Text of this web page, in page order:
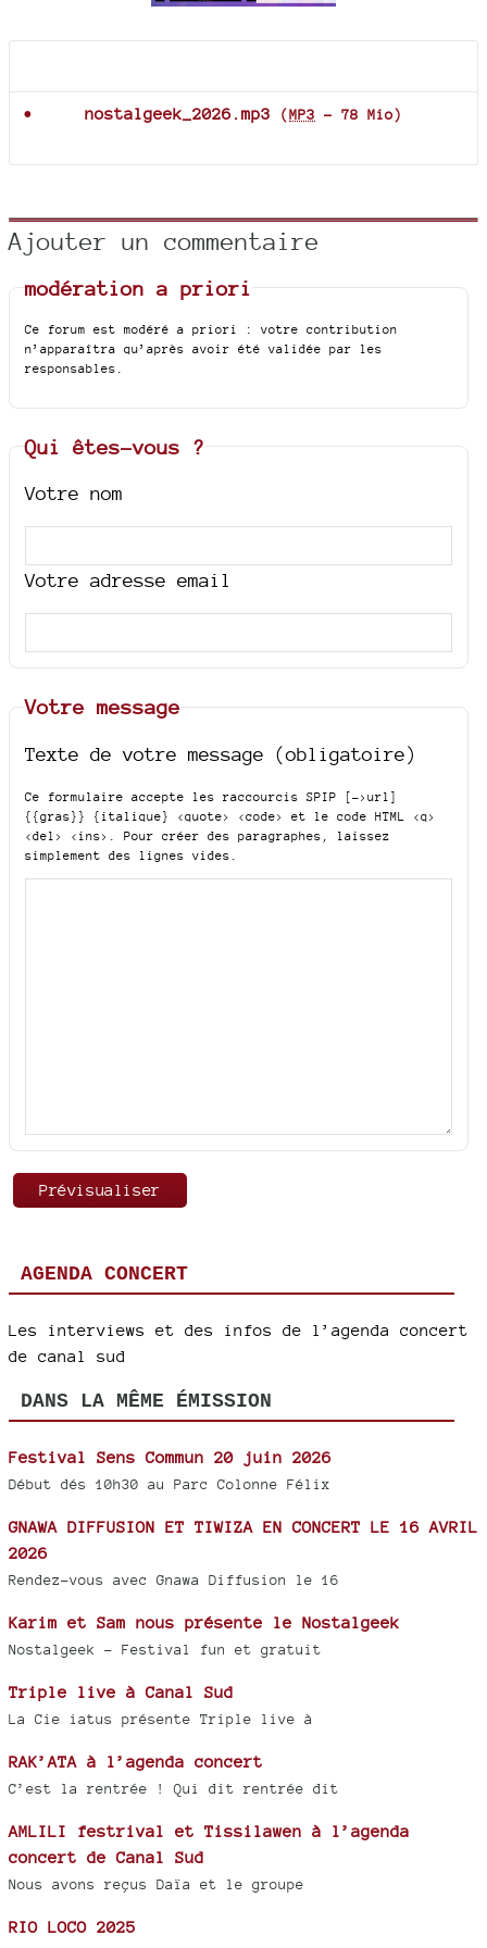
nostalgeek_2026.mp3 (MP3 - 78 Mio)
Ajouter un commentaire
modération a priori
Ce forum est modéré a priori : votre contribution
n’apparaîtra qu’après avoir été validée par les
responsables.
Qui êtes-vous ?
Votre nom
Votre adresse email
Votre message
Texte de votre message (obligatoire)
Ce formulaire accepte les raccourcis SPIP
[->url]
{{gras}} {italique} <quote> <code>
et le code HTML <q>
<del> <ins>
. Pour créer des paragraphes, laissez
simplement des lignes vides.
AGENDA CONCERT
Les interviews et des infos de l’agenda concert
de canal sud
DANS LA MÊME ÉMISSION
Festival Sens Commun 20 juin 2026
Début dés 10h30 au Parc Colonne Félix
GNAWA DIFFUSION ET TIWIZA EN CONCERT LE 16 AVRIL
2026
Rendez-vous avec Gnawa Diffusion le 16
Karim et Sam nous présente le Nostalgeek
Nostalgeek - Festival fun et gratuit
Triple live à Canal Sud
La Cie iatus présente Triple live à
RAK’ATA à l’agenda concert
C’est la rentrée ! Qui dit rentrée dit
AMLILI festrival et Tissilawen à l’agenda
concert de Canal Sud
Nous avons reçus Daïa et le groupe
RIO LOCO 2025